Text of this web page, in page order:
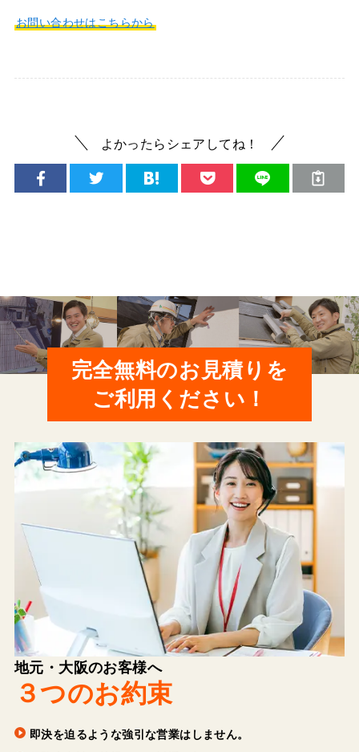
お問い合わせはこちらから
よかったらシェアしてね！
完全無料のお見積りを
ご利用ください！
地元・大阪のお客様へ
３つのお約束
即決を迫るような強引な営業はしません。